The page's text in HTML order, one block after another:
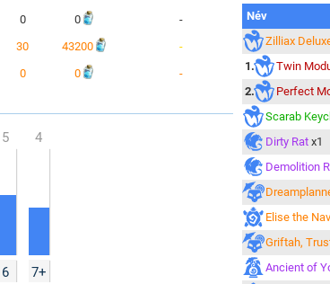
0 0
-
30 43200
-
0 0 -
6 7+
Név
Zilliax
1.
Twin
2.
Perfect
Scarab
Dirty Rat x1
Demolition
Elise the
Griftah,
Ancient of